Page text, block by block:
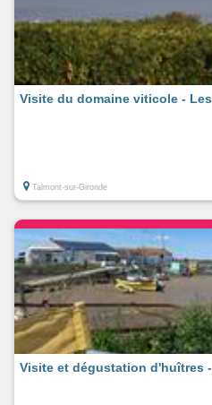
Visite du domaine viticole -
Talmont-sur-Gironde
Visite et dégustation d'huîtres